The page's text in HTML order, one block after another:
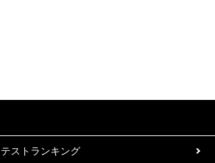
テストランキング